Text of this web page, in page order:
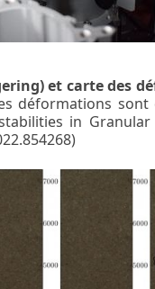
et carte des
déformations sont
in